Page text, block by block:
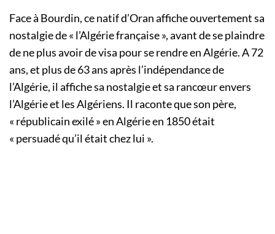
Face à Bourdin, ce natif d’Oran affiche ouvertement sa
nostalgie de « l’Algérie française », avant de se plaindre
de ne plus avoir de visa pour se rendre en Algérie. A 72
ans, et plus de 63 ans après l’indépendance de
l’Algérie, il affiche sa nostalgie et sa rancœur envers
l’Algérie et les Algériens. Il raconte que son père,
« républicain exilé » en Algérie en 1850 était
« persuadé qu’il était chez lui ».